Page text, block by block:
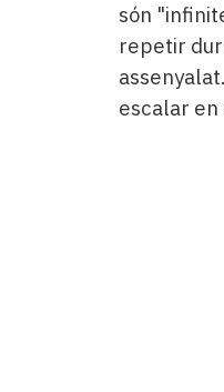
són
repetir
escalar